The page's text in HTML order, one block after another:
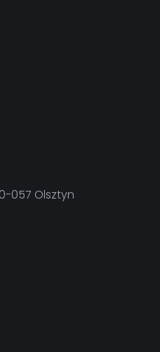
057 Olsztyn